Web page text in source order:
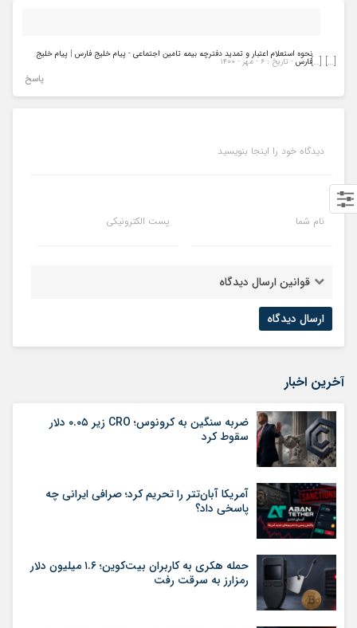
نحوه استعلام اعتبار و تمدید دفترچه بیمه تامین اجتماعی - پیام خلیج فارس | پیام خلیج
فارس - تاریخ : ۶ - مهر - ۱۴۰۰ […] […]
پاسخ
دیدگاه خود را اینجا بنویسید
نام شما پست الکترونیکی
قوانین ارسال دیدگاه
آخرین اخبار
ضربه سنگین به کرونوس؛ CRO زیر ۰.۰۵ دلار
سقوط کرد
آمریکا آبان‌تتر را تحریم کرد؛ صرافی ایرانی چه
پاسخی داد؟
حمله هکری به کاربران بیت‌کوین؛ ۱.۶ میلیون دلار
رمزارز به سرقت رفت